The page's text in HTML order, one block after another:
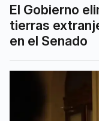
El Gobierno
tierras
en el Senado